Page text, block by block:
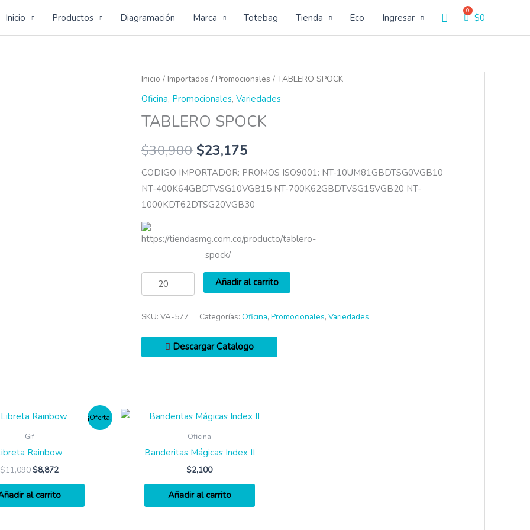
Inicio Productos Diagramación Marca Totebag Tienda Eco Ingresar Buscar$0
Inicio / Importados / Promocionales / TABLERO SPOCK
Oficina, Promocionales, Variedades
TABLERO SPOCK
$30,900 $23,175
CODIGO IMPORTADOR: PROMOS ISO9001: NT-10UM81GBDTSG0VGB10
NT-400K64GBDTVSG10VGB15 NT-700K62GBDTVSG15VGB20 NT-
1000KDT62DTSG20VGB30
https://tiendasmg.com.co/producto/tablero-
spock/
TABLERO
SPOCK
Añadir al carrito
SKU: VA-577 Categorías: Oficina, Promocionales, Variedades
Descargar Catalogo
¡Oferta!
Gif
Rainbow
$11,090 $8,872
al carrito
Oficina
Banderitas Mágicas Index II
$2,100
Añadir al carrito